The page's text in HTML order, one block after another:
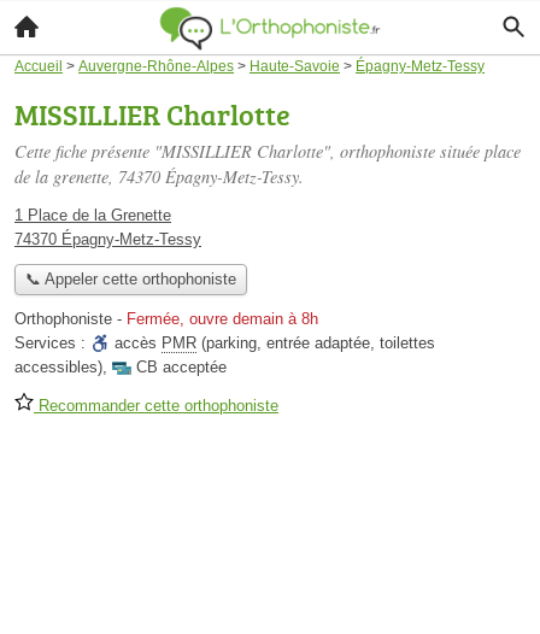
Accueil > Auvergne-Rhône-Alpes > Haute-Savoie > Épagny-Metz-Tessy
MISSILLIER Charlotte
Cette fiche présente "MISSILLIER Charlotte", orthophoniste située place
de la grenette, 74370 Épagny-Metz-Tessy.
1 Place de la Grenette
74370 Épagny-Metz-Tessy
📞 Appeler cette orthophoniste
Orthophoniste - Fermée, ouvre demain à 8h
Services :
accès PMR (parking, entrée adaptée, toilettes
accessibles), CB acceptée
Recommander cette orthophoniste